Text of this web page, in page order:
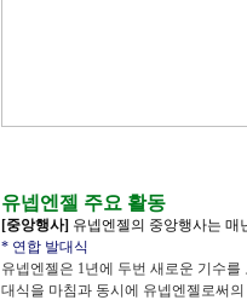
유넵엔젤 주요 활동
[중앙행사] 유넵엔젤의 중앙행사는 매
* 연합 발대식
유넵엔젤은 1년에 두번 새로운 기수
대식을 마침과 동시에 유넵엔젤로써